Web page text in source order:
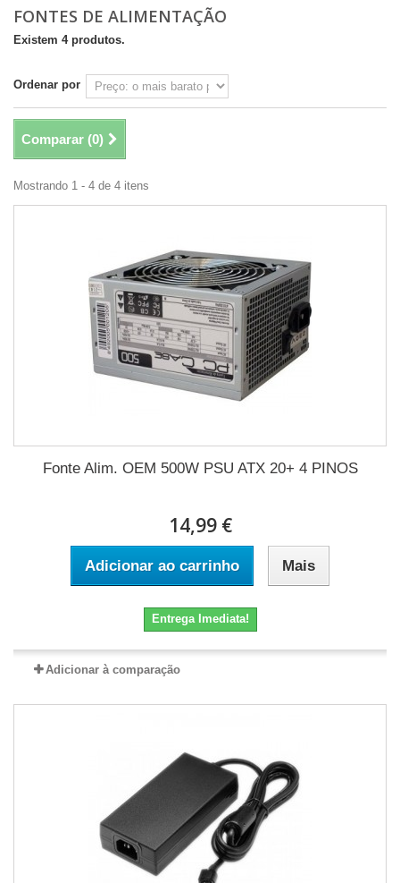
FONTES DE ALIMENTAÇÃO
Existem 4 produtos.
Ordenar por
Comparar (0)
Mostrando 1 - 4 de 4 itens
Fonte Alim. OEM 500W PSU ATX 20+ 4 PINOS
14,99 €
Adicionar ao carrinho Mais
Entrega Imediata!
Adicionar à comparação